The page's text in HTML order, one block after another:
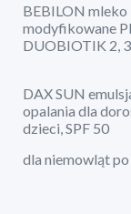
BEBILON mleko
modyfikowane
DUOBIOTIK 2,
DAX SUN
opalania dla
dzieci, SPF 50
dla niemowląt po